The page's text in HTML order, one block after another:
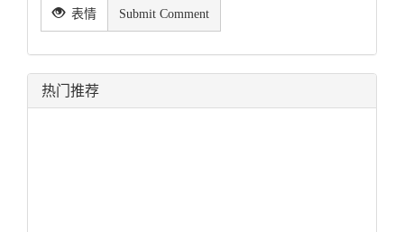
表情 Submit Comment
热门推荐